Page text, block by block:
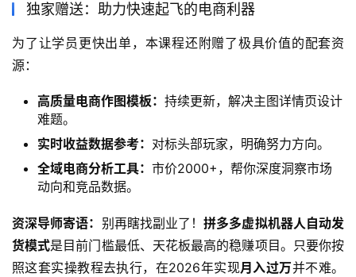
独家赠送：助力快速起飞的电商利器
为了让学员更快出单，本课程还附赠了极具价值的配套资
源：
高质量电商作图模板： 持续更新，解决主图详情页设计
难题。
实时收益数据参考： 对标头部玩家，明确努力方向。
全域电商分析工具： 市价2000+，帮你深度洞察市场
动向和竞品数据。
资深导师寄语： 别再瞎找副业了！拼多多虚拟机器人自动发
货模式是目前门槛最低、天花板最高的稳赚项目。只要你按
照这套实操教程去执行，在2026年实现月入过万并不难。